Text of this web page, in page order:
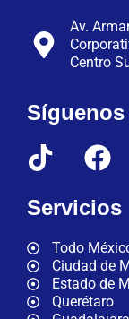
Av.
Centro
Servicios
Todo
Ciudad de
Estado de
Querétaro